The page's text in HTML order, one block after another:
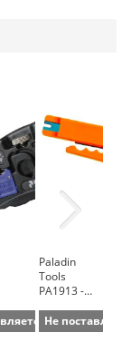
Paladin
Tools
PA1913 -
инструмент
для
Не